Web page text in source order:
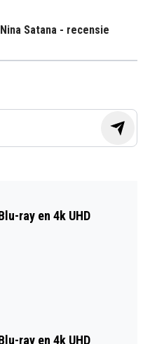
Satana - recensie
ray en 4k UHD
ray en 4k UHD